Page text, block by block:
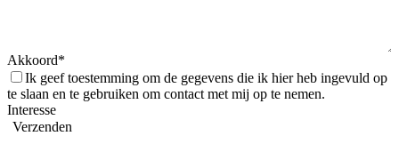
Akkoord
Ik geef toestemming om de gegevens die ik hier heb ingevuld op
te slaan en te gebruiken om contact met mij op te nemen.
Interesse
Verzenden